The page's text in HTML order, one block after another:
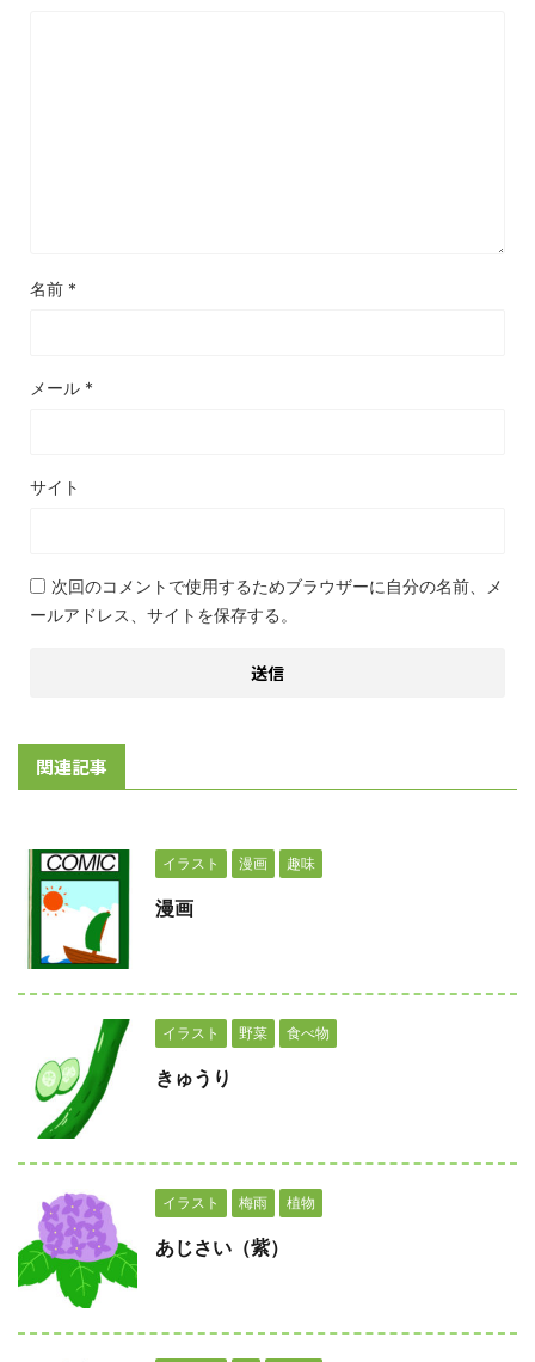
名前 *
メール *
サイト
次回のコメントで使用するためブラウザーに自分の名前、メ
ールアドレス、サイトを保存する。
関連記事
イラスト 漫画 趣味
漫画
イラスト 野菜 食べ物
きゅうり
イラスト 梅雨 植物
あじさい（紫）